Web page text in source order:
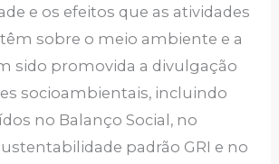
e os efeitos que as atividades
sobre o meio ambiente e a
sido promovida a divulgação
socioambientais, incluindo
no Balanço Social, no
padrão GRI e no